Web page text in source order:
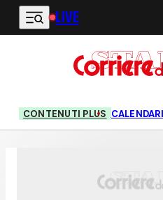
Vai al contenuto principale
LIVE
CONTENUTI PLUS